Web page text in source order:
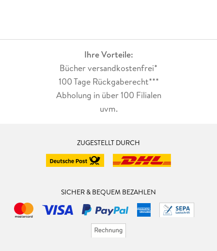
Ihre Vorteile:
Bücher versandkostenfrei*
100 Tage Rückgaberecht***
Abholung in über 100 Filialen
uvm.
ZUGESTELLT DURCH
SICHER & BEQUEM BEZAHLEN